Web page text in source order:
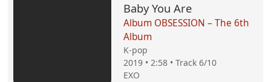
Baby You Are
Album OBSESSION – The 6th
Album
K-pop
2019 • 2:58 • Track 6/10
EXO